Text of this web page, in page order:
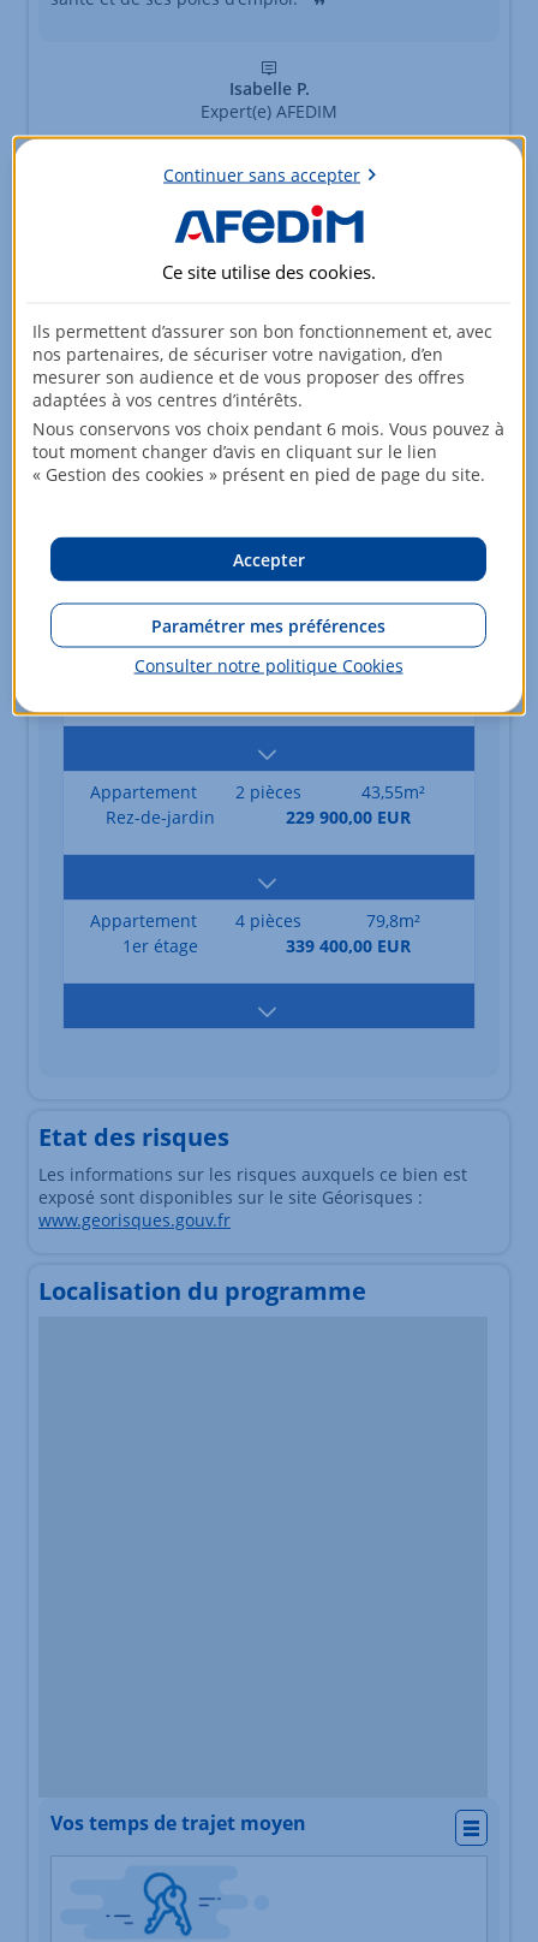
Isabelle P.
Expert(e) AFEDIM
Les logements disponibles
Type Pièces
Surface
Etage
Prix
Appartement 1 pièce
Rez-de-jardin
151 900,00 EUR
Appartement 2 pièces
41,05m²
224 900,00 EUR
Appartement 2 pièces
43,55m²
Appartement 2 pièces
43,55m²
Rez-de-jardin
229 900,00 EUR
Appartement 4 pièces
79,8m²
1er étage
339 400,00 EUR
Etat des risques
Les informations sur les risques auxquels ce bien est
exposé sont disponibles sur le site Géorisques :
www.georisques.gouv.fr
Localisation du programme
Vos temps de trajet moyen
Nature du lieu
Continuer sans accepter
Ce site utilise des cookies.
Ils permettent d’assurer son bon fonctionnement et, avec
nos partenaires, de sécuriser votre navigation, d’en
mesurer son audience et de vous proposer des offres
adaptées à vos centres d’intérêts.
Nous conservons vos choix pendant 6 mois. Vous pouvez à
tout moment changer d’avis en cliquant sur le lien
« Gestion des cookies » présent en pied de page du site.
Accepter
Paramétrer mes préférences
Consulter notre politique Cookies